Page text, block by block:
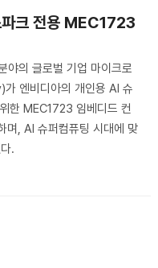
크 전용 MEC1723
야의 글로벌 기업 마이크로
엔비디아의 개인용 AI 슈
한 MEC1723 임베디드 컨
며, AI 슈퍼컴퓨팅 시대에 맞
.